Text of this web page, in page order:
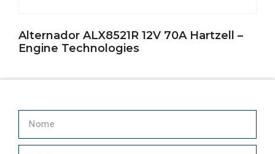
Alternador ALX8521R 12V 70A Hartzell –
Engine Technologies